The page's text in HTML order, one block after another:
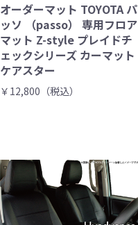
オーダーマット TOYOTA パ
ッソ （passo） 専用フロア
マット Z-style プレイドチ
ェックシリーズ カーマット
ケアスター
￥12,800（税込）